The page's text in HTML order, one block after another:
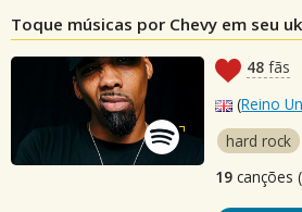
Toque músicas por Chevy em seu
48 fãs
(Reino
hard rock
19 canções